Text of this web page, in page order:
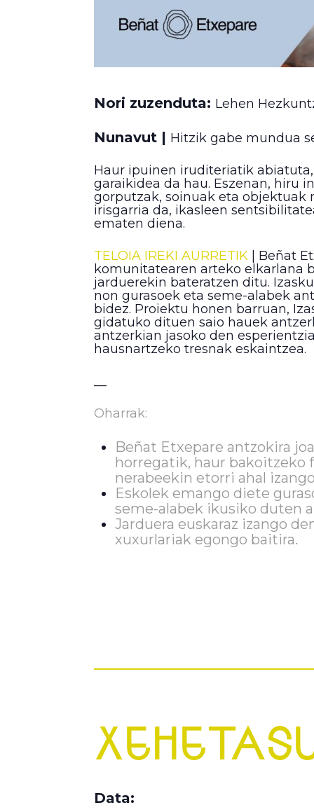
Nori zuzenduta: Lehen
Nunavut | Hitzik gabe mundua
Haur ipuinen iruditeriatik
garaikidea da hau. Eszenan, hiru
gorputzak, soinuak eta objektuak
irisgarria da, ikasleen
ematen diena.
TELOIA IREKI AURRETIK | Beñat
komunitatearen arteko elkarlana
jarduerekin bateratzen ditu.
non gurasoek eta seme-alabek
bidez. Proiektu honen barruan,
gidatuko dituen saio hauek
antzerkian jasoko den
hausnartzeko tresnak eskaintzea.
Oharrak:
Beñat Etxepare antzokira
horregatik, haur bakoitzeko
nerabeekin etorri ahal
Eskolek emango diete
seme-alabek ikusiko duten
Jarduera euskaraz izango
xuxurlariak egongo baitira.
Data: